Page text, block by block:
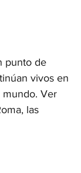
punto de
vivos en
mundo. Ver
las